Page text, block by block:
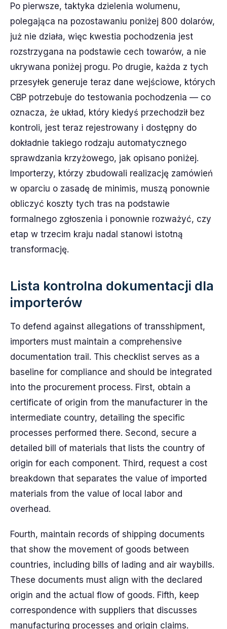
Po pierwsze, taktyka dzielenia wolumenu,
polegająca na pozostawaniu poniżej 800 dolarów,
już nie działa, więc kwestia pochodzenia jest
rozstrzygana na podstawie cech towarów, a nie
ukrywana poniżej progu. Po drugie, każda z tych
przesyłek generuje teraz dane wejściowe, których
CBP potrzebuje do testowania pochodzenia — co
oznacza, że układ, który kiedyś przechodził bez
kontroli, jest teraz rejestrowany i dostępny do
dokładnie takiego rodzaju automatycznego
sprawdzania krzyżowego, jak opisano poniżej.
Importerzy, którzy zbudowali realizację zamówień
w oparciu o zasadę de minimis, muszą ponownie
obliczyć koszty tych tras na podstawie
formalnego zgłoszenia i ponownie rozważyć, czy
etap w trzecim kraju nadal stanowi istotną
transformację.
Lista kontrolna dokumentacji dla
importerów
To defend against allegations of transshipment,
importers must maintain a comprehensive
documentation trail. This checklist serves as a
baseline for compliance and should be integrated
into the procurement process. First, obtain a
certificate of origin from the manufacturer in the
intermediate country, detailing the specific
processes performed there. Second, secure a
detailed bill of materials that lists the country of
origin for each component. Third, request a cost
breakdown that separates the value of imported
materials from the value of local labor and
overhead.
Fourth, maintain records of shipping documents
that show the movement of goods between
countries, including bills of lading and air waybills.
These documents must align with the declared
origin and the actual flow of goods. Fifth, keep
correspondence with suppliers that discusses
manufacturing processes and origin claims.